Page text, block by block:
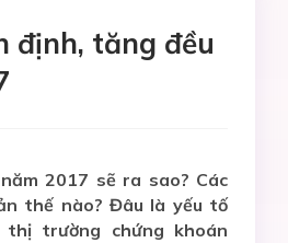
định, tăng đều
2017 sẽ ra sao? Các
thế nào? Đâu là yếu tố
thị trường chứng khoán